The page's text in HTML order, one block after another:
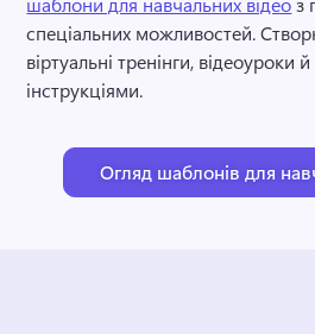
спеціальних можливостей.
віртуальні тренінги, відеоуроки
інструкціями.
Огляд шаблонів для